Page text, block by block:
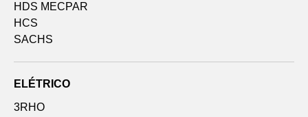
HDS MECPAR
HCS
SACHS
ELÉTRICO
3RHO